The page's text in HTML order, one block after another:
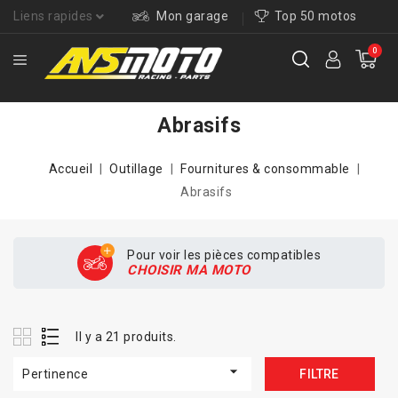
Liens rapides Mon garage Top 50 motos
0
Abrasifs
Accueil Outillage
Fournitures & consommable
Abrasifs
Pour voir les pièces compatibles
CHOISIR MA MOTO
Il y a 21 produits.
Pertinence  FILTRE